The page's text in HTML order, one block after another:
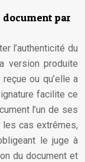
par
l’authenticité du
version produite
ou qu’elle a
facilite ce
l’un de ses
les cas extrêmes,
le juge à
du document et